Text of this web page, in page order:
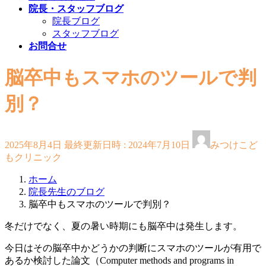
院長・スタッフブログ
院長ブログ
スタッフブログ
お問合せ
脳卒中もスマホのツールで判
別？
2025年8月4日 最終更新日時 : 2024年7月10日
みつけこど
もクリニック
ホーム
院長先生のブログ
脳卒中もスマホのツールで判別？
冬だけでなく、夏の暑い時期にも脳卒中は発生します。
今日はその脳卒中かどうかの判断にスマホのツールが有用で
あるか検討した論文（Computer methods and programs in